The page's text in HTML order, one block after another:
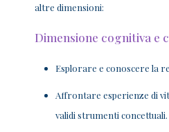
altre dimensioni:
Dimensione cognitiva e
Esplorare e conoscere la
Affrontare esperienze di
validi strumenti concettuali.